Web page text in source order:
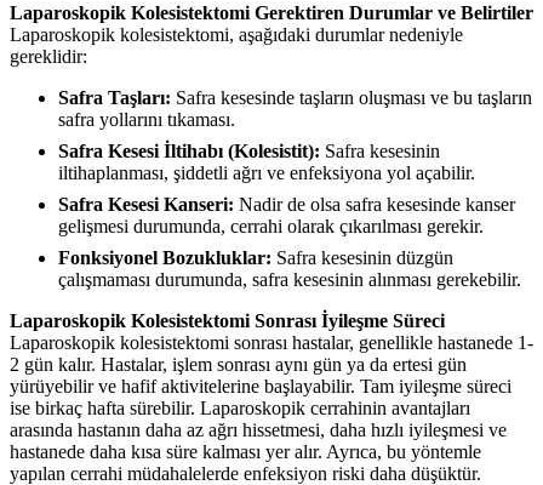
Laparoskopik Kolesistektomi Gerektiren Durumlar ve Belirtiler
Laparoskopik kolesistektomi, aşağıdaki durumlar nedeniyle
gereklidir:
Safra Taşları: Safra kesesinde taşların oluşması ve bu taşların
safra yollarını tıkaması.
Safra Kesesi İltihabı (Kolesistit): Safra kesesinin
iltihaplanması, şiddetli ağrı ve enfeksiyona yol açabilir.
Safra Kesesi Kanseri: Nadir de olsa safra kesesinde kanser
gelişmesi durumunda, cerrahi olarak çıkarılması gerekir.
Fonksiyonel Bozukluklar: Safra kesesinin düzgün
çalışmaması durumunda, safra kesesinin alınması gerekebilir.
Laparoskopik Kolesistektomi Sonrası İyileşme Süreci
Laparoskopik kolesistektomi sonrası hastalar, genellikle hastanede 1-
2 gün kalır. Hastalar, işlem sonrası aynı gün ya da ertesi gün
yürüyebilir ve hafif aktivitelerine başlayabilir. Tam iyileşme süreci
ise birkaç hafta sürebilir. Laparoskopik cerrahinin avantajları
arasında hastanın daha az ağrı hissetmesi, daha hızlı iyileşmesi ve
hastanede daha kısa süre kalması yer alır. Ayrıca, bu yöntemle
yapılan cerrahi müdahalelerde enfeksiyon riski daha düşüktür.